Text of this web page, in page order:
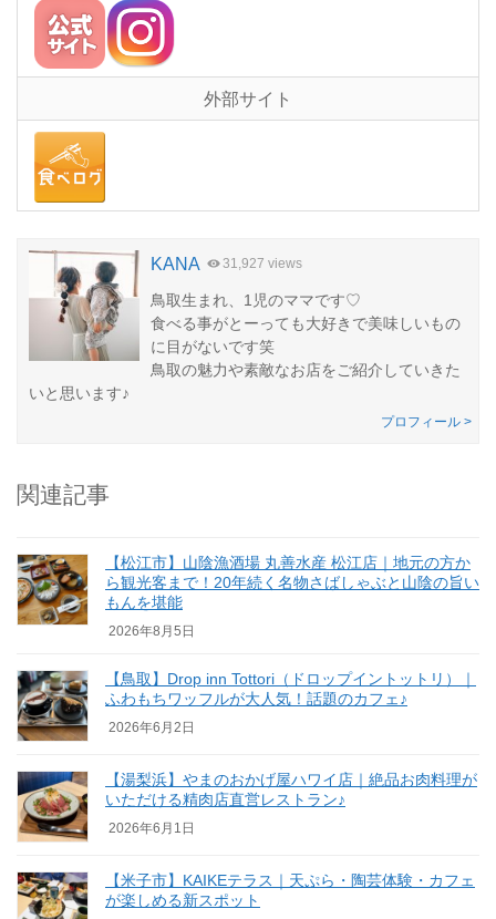
外部サイト
KANA 31,927 views
プロフィール >
鳥取生まれ、1児のママです♡
食べる事がとーっても大好きで美味しいもの
に目がないです笑
鳥取の魅力や素敵なお店をご紹介していきた
いと思います♪
関連記事
【松江市】山陰漁酒場 丸善水産 松江店｜地元の方か
ら観光客まで！20年続く名物さばしゃぶと山陰の旨い
もんを堪能
2026年8月5日
【鳥取】Drop inn Tottori（ドロップイントットリ）｜
ふわもちワッフルが大人気！話題のカフェ♪
2026年6月2日
【湯梨浜】やまのおかげ屋ハワイ店｜絶品お肉料理が
いただける精肉店直営レストラン♪
2026年6月1日
【米子市】KAIKEテラス｜天ぷら・陶芸体験・カフェ
が楽しめる新スポット